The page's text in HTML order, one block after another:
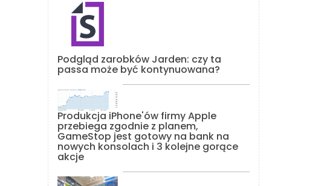
Podgląd zarobków Jarden: czy ta
passa może być kontynuowana?
Produkcja iPhone'ów firmy Apple
przebiega zgodnie z planem,
GameStop jest gotowy na bank na
nowych konsolach i 3 kolejne gorące
akcje